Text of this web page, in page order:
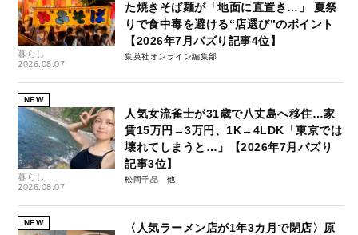
暮らし
2026.08.07
た焼きそば麺が「地面に直置き…」 夏祭
りで食中毒を避ける“店選び”のポイント
【2026年7月バズり記事4位】
集英社オンライン編集部
NEW
暮らし
2026.08.07
人気女流雀士が31歳で八丈島へ移住…家
賃15万円→3万円、1K→4LDK「東京では
壊れてしまうと…」【2026年7月バズり
記事3位】
松岡千晶
NEW
〈人気ラーメン店が1年3カ月で閉店〉原